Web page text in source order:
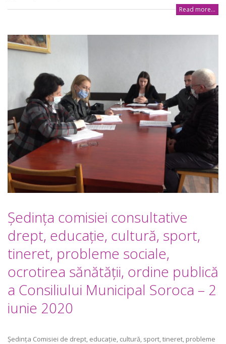
Read more...
Şedinţa comisiei consultative
drept, educaţie, cultură, sport,
tineret, probleme sociale,
ocrotirea sănătăţii, ordine publică
a Consiliului Municipal Soroca – 2
iunie 2020
Ședința Comisiei de drept, educaţie, cultură, sport, tineret, probleme